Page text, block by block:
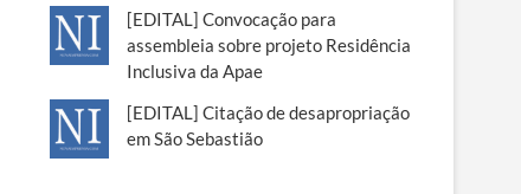
[EDITAL] Convocação para
assembleia sobre projeto Residência
Inclusiva da Apae
[EDITAL] Citação de desapropriação
em São Sebastião